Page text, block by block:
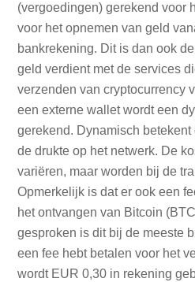
(vergoedingen) gerekend voor
voor het opnemen van geld
bankrekening. Dit is dan ook
geld verdient met de services
verzenden van cryptocurrency
een externe wallet wordt een
gerekend. Dynamisch
de drukte op het netwerk. De
variëren, maar worden bij de
Opmerkelijk is dat er ook een
het ontvangen van Bitcoin
gesproken is dit bij de meeste
een fee hebt betalen voor het
wordt EUR 0,30 in rekening